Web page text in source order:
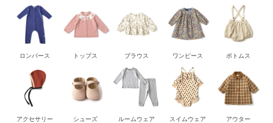
ロンパース トップス ブラウス ワンピース ボトムス
アクセサリー シューズ ルームウェア スイムウェア アウター